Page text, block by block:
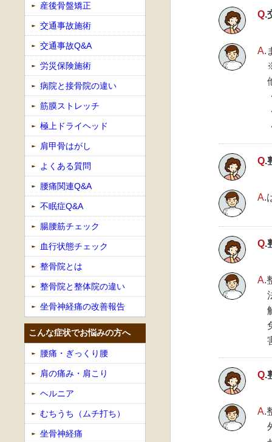
Q.
A.
Q.
A.
Q.
A.
Q.
A.
産後骨盤矯正
交通事故施術
交通事故Q&A
労災保険施術
病院と接骨院の違い
筋膜ストレッチ
極上ドライヘッド
肩甲骨はがし
よくある質問
腰痛関連Q&A
不眠症Q&A
腸腰筋チェック
血行状態チェック
整骨院とは
整骨院と整体院の違い
坐骨神経痛の改善報告
こんな症状でお悩みの方へ
腰痛・ぎっくり腰
肩の痛み・肩こり
ヘルニア
むちうち（ムチ打ち）
坐骨神経痛